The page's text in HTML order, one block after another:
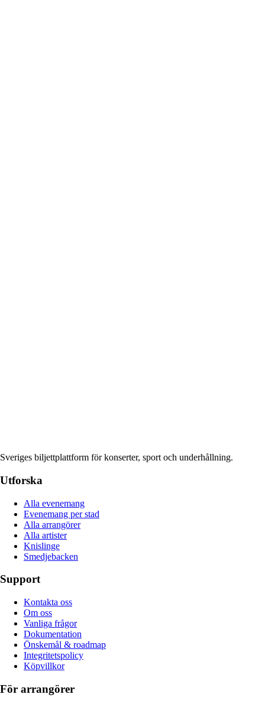
Sveriges biljettplattform för konserter, sport och underhållning.
Utforska
Alla evenemang
Evenemang per stad
Alla arrangörer
Alla artister
Knislinge
Smedjebacken
Support
Kontakta oss
Om oss
Vanliga frågor
Dokumentation
Önskemål & roadmap
Integritetspolicy
Köpvillkor
För arrangörer